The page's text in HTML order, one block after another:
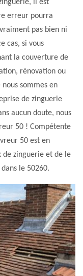
il est
erreur pourra
pas bien ni
cas, si vous
la couverture de
rénovation ou
sommes en
de zinguerie
aucun doute, nous
50 ! Compétente
50 est en
de zinguerie et de le
le 50260.